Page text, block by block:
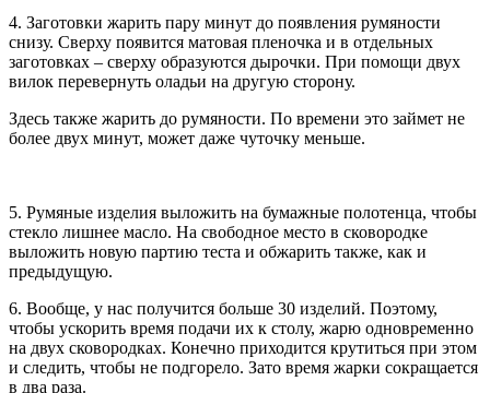
4. Заготовки жарить пару минут до появления румяности
снизу. Сверху появится матовая пленочка и в отдельных
заготовках – сверху образуются дырочки. При помощи двух
вилок перевернуть оладьи на другую сторону.
Здесь также жарить до румяности. По времени это займет не
более двух минут, может даже чуточку меньше.
5. Румяные изделия выложить на бумажные полотенца, чтобы
стекло лишнее масло. На свободное место в сковородке
выложить новую партию теста и обжарить также, как и
предыдущую.
6. Вообще, у нас получится больше 30 изделий. Поэтому,
чтобы ускорить время подачи их к столу, жарю одновременно
на двух сковородках. Конечно приходится крутиться при этом
и следить, чтобы не подгорело. Зато время жарки сокращается
в два раза.